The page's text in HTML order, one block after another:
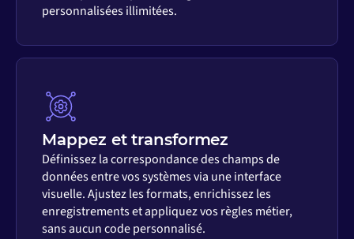
personnalisées illimitées.
Mappez et transformez
Définissez la correspondance des champs de
données entre vos systèmes via une interface
visuelle. Ajustez les formats, enrichissez les
enregistrements et appliquez vos règles métier,
sans aucun code personnalisé.